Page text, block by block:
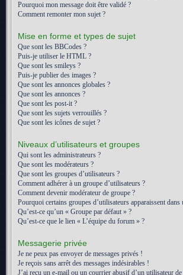
Pourquoi mon message doit être validé ?
Comment remonter mon sujet ?
Mise en forme et types de sujet
Que sont les BBCodes ?
Puis-je utiliser le HTML ?
Que sont les smileys ?
Puis-je publier des images ?
Que sont les annonces globales ?
Que sont les annonces ?
Que sont les post-it ?
Que sont les sujets verrouillés ?
Que sont les icônes de sujet ?
Niveaux d’utilisateurs et groupes
Qui sont les administrateurs ?
Que sont les modérateurs ?
Que sont les groupes d’utilisateurs ?
Comment adhérer à un groupe d’utilisateurs ?
Comment devenir modérateur de groupe ?
Pourquoi certains groupes d’utilisateurs apparaissent
Qu’est-ce qu’un « Groupe par défaut » ?
Qu’est-ce que le lien « L’équipe du forum » ?
Messagerie privée
Je ne peux pas envoyer de messages privés !
Je reçois sans arrêt des messages indésirables !
J’ai reçu un e-mail ou un courrier abusif d’un utilisateur